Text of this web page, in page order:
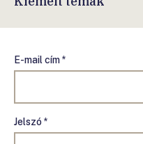
E-mail cím *
Jelszó *